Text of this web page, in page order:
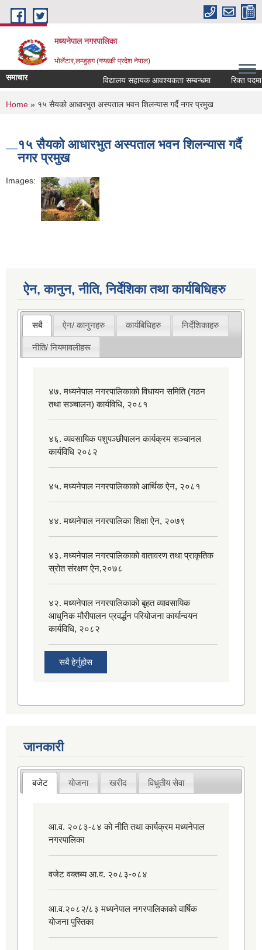
Skip to main content
मध्यनेपाल नगरपालिका
भोर्लेटार,लम्जुङ्ग (गण्डकी प्रदेश नेपाल)
समाचार विद्यालय सहायक आवश्यकता सम्बन्धमा रिक्त पदमा
You are here
Home » १५ सैयको आधारभुत अस्पताल भवन शिलन्यास गर्दै नगर प्रमुख
१५ सैयको आधारभुत अस्पताल भवन शिलन्यास गर्दै
नगर प्रमुख
Images:
ऐन, कानुन, नीति, निर्देशिका तथा कार्यबिधिहरु
सबै ऐन/ कानुनहरु कार्यबिधिहरु निर्देशिकाहरु
नीति/ नियमावलीहरू
४७. मध्यनेपाल नगरपालिकाको विधायन समिति (गठन
तथा सञ्चालन) कार्यविधि, २०८१
४६. व्यवसायिक पशुपञ्छीपालन कार्यक्रम सञ्चानल
कार्यविधि २०८२
४५. मध्यनेपाल नगरपालिकाको आर्थिक ऐन, २०८१
४४. मध्यनेपाल नगरपालिका शिक्षा ऐन, २०७९
४३. मध्यनेपाल नगरपालिकाको वातावरण तथा प्राकृतिक
स्रोत संरक्षण ऐन,२०७८
४२. मध्यनेपाल नगरपालिकाको बृहत व्यावसायिक
आधुनिक मौरीपालन प्रवर्द्धन परियोजना कार्यान्वयन
कार्यविधि, २०८२
सबै हेर्नुहोस
जानकारी
बजेट योजना खरीद विधुतीय सेवा
आ.व. २०८३-८४ को नीति तथा कार्यक्रम मध्यनेपाल
नगरपालिका
वजेट वक्तब्य आ.व. २०८३-०८४
आ.व.२०८२/८३ मध्यनेपाल नगरपालिकाको वार्षिक
योजना पुस्तिका